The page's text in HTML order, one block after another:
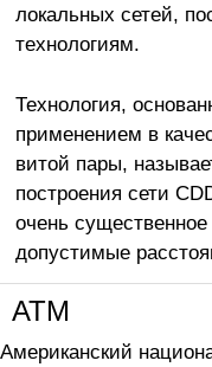
локальных сетей,
технологиям.
Технология,
применением в
витой пары,
построения сети
очень
допустимые
ATM
Американский